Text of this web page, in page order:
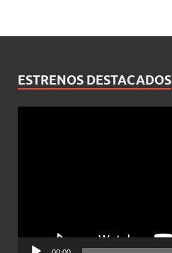
ESTRENOS DESTACADOS